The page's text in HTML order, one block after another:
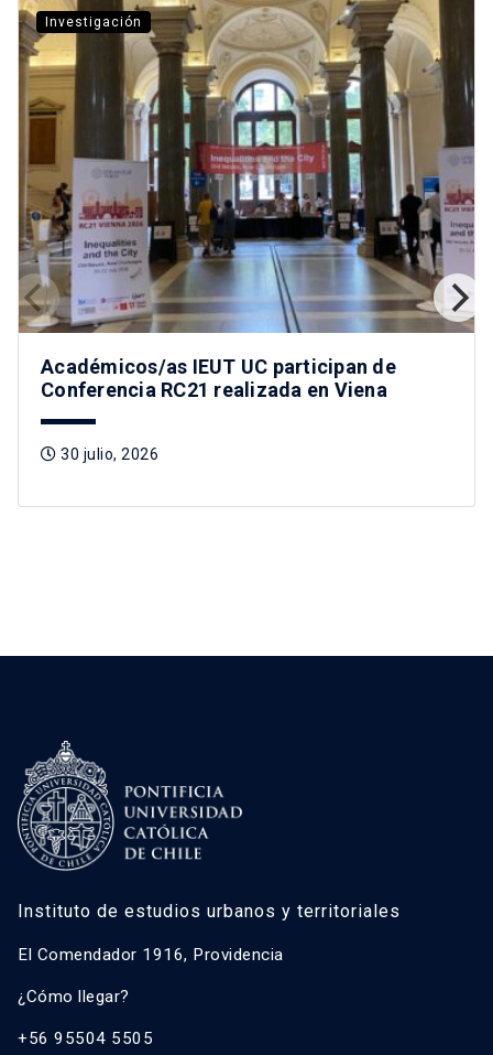
Investigación
Académicos/as IEUT UC participan de
Conferencia RC21 realizada en Viena
30 julio, 2026
Instituto de estudios urbanos y territoriales
El Comendador 1916, Providencia
¿Cómo llegar?
+56 95504 5505